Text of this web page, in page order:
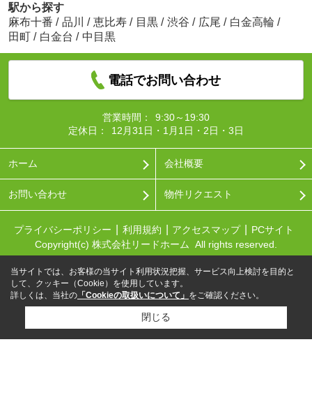
駅から探す
麻布十番 / 品川 / 恵比寿 / 目黒 / 渋谷 / 広尾 / 白金高輪 /
田町 / 白金台 / 中目黒
電話でお問い合わせ
営業時間：
9:30～19:30
定休日：
12月31日・1月1日・2日・3日
ホーム 会社概要
お問い合わせ 物件リクエスト
プライバシーポリシー 利用規約 アクセスマップ
PCサイト
Copyright(c) 株式会社リードホーム All rights reserved.
当サイトでは、お客様の当サイト利用状況把握、サービス向上検討を目的と
して、クッキー（Cookie）を使用しています。
詳しくは、当社の 「Cookieの取扱いについて」 をご確認ください。
閉じる